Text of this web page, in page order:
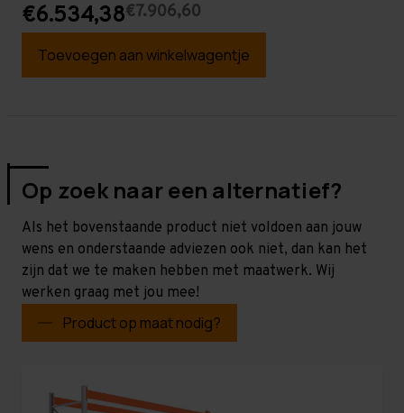
€6.534,38€7.906,60
Toevoegen aan winkelwagentje
Op zoek naar een alternatief?
Als het bovenstaande product niet voldoen aan jouw
wens en onderstaande adviezen ook niet, dan kan het
zijn dat we te maken hebben met maatwerk. Wij
werken graag met jou mee!
Product op maat nodig?